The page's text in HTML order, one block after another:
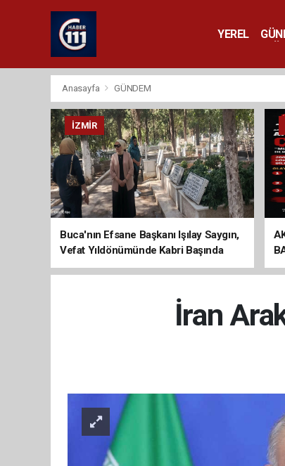
YEREL
Anasayfa GÜNDEM
İZMIR
Buca'nın Efsane Başkanı Işılay Saygın,
Vefat Yıldönümünde Kabri Başında
Anıldı
İran